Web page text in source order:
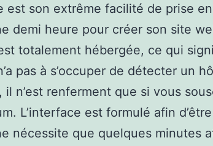
est son extrême facilité de prise
demi heure pour créer son site
totalement hébergée, ce qui
pas à s’occuper de détecter un
il n’est renferment que si vous
L’interface est formulé afin
nécessite que quelques minutes